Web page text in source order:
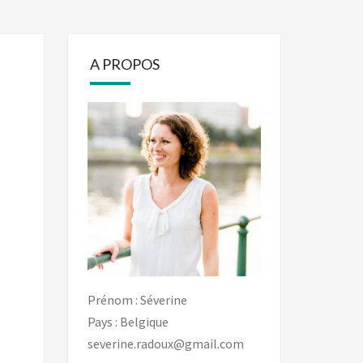
A PROPOS
Prénom : Séverine
Pays : Belgique
severine.radoux@gmail.com